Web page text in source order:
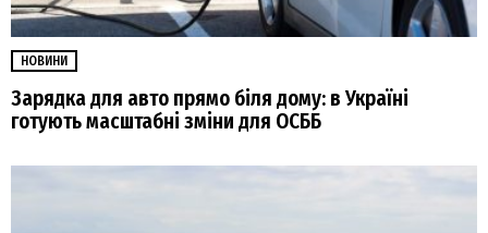
НОВИНИ
Зарядка для авто прямо біля дому: в Україні
готують масштабні зміни для ОСББ